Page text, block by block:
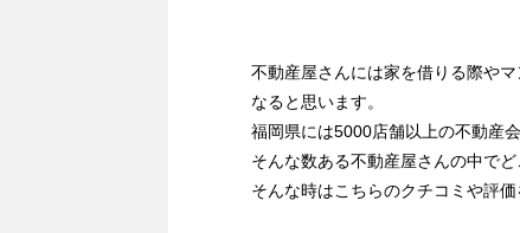
不動産屋さんには家を借りる際や
なると思います。
福岡県には5000店舗以上の不動産会
そんな数ある不動産屋さんの中で
そんな時はこちらのクチコミや評価